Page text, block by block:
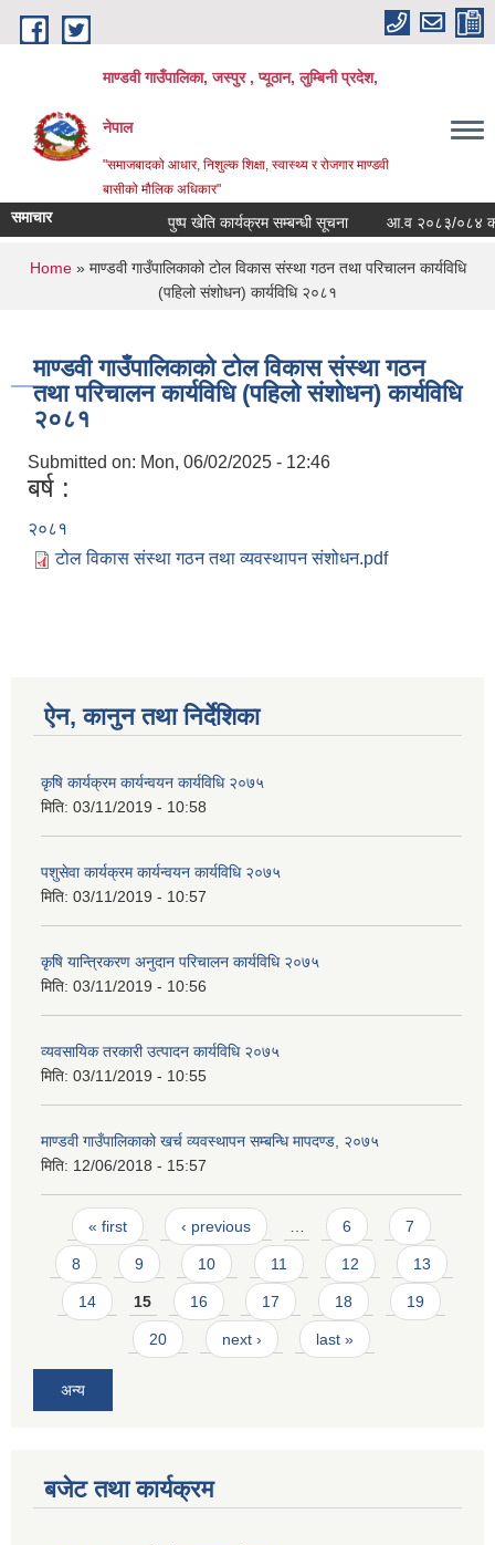
Skip to main content
माण्डवी गाउँपालिका, जस्पुर , प्यूठान, लुम्बिनी प्रदेश,
नेपाल
"समाजबादको आधार, निशुल्क शिक्षा, स्वास्थ्य र रोजगार माण्डवी
बासीको मौलिक अधिकार"
समाचार पुष्प खेति कार्यक्रम सम्बन्धी सूचना आ.व २०८३/०८४ को
You are here
Home» माण्डवी गाउँपालिकाको टोल विकास संस्था गठन तथा परिचालन कार्यविधि
(पहिलो संशोधन) कार्यविधि २०८१
माण्डवी गाउँपालिकाको टोल विकास संस्था गठन
तथा परिचालन कार्यविधि (पहिलो संशोधन) कार्यविधि
२०८१
Submitted on: Mon, 06/02/2025 - 12:46
बर्ष :
२०८१
टोल विकास संस्था गठन तथा व्यवस्थापन संशोधन.pdf
ऐन, कानुन तथा निर्देशिका
कृषि कार्यक्रम कार्यन्वयन कार्यविधि २०७५
मिति: 03/11/2019 - 10:58
पशुसेवा कार्यक्रम कार्यन्वयन कार्यविधि २०७५
मिति: 03/11/2019 - 10:57
कृषि यान्त्रिकरण अनुदान परिचालन कार्यविधि २०७५
मिति: 03/11/2019 - 10:56
व्यवसायिक तरकारी उत्पादन कार्यविधि २०७५
मिति: 03/11/2019 - 10:55
माण्डवी गाउँपालिकाको खर्च व्यवस्थापन सम्बन्धि मापदण्ड, २०७५
मिति: 12/06/2018 - 15:57
Pages
« first ‹ previous 6 7
8 9 10 11 12 13
14 15 16 17 18 19
20 next › last »
अन्य
बजेट तथा कार्यक्रम